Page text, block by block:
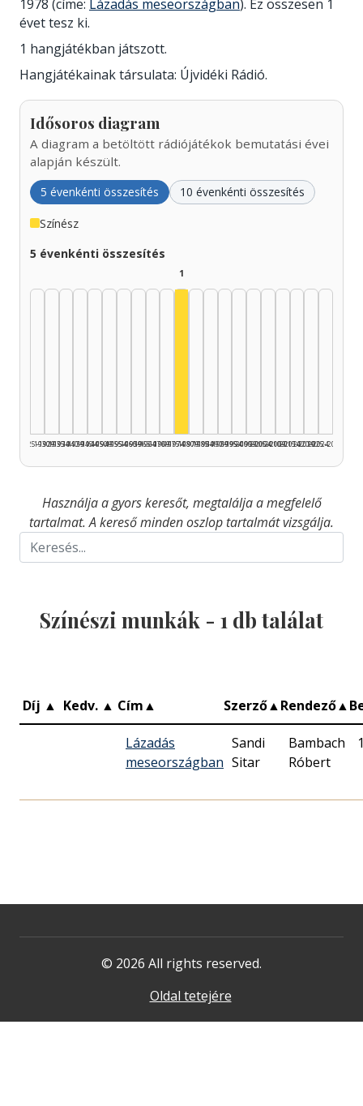
1978 (címe: Lázadás meseországban). Ez összesen 1
évet tesz ki.
1 hangjátékban játszott.
Hangjátékainak társulata: Újvidéki Rádió.
Idősoros diagram
A diagram a betöltött rádiójátékok bemutatási évei
alapján készült.
5 évenkénti összesítés 10 évenkénti összesítés
Színész
5 évenkénti összesítés
1925–1929
1930–1934
1935–1939
1940–1944
1945–1949
1950–1954
1955–1959
1960–1964
1965–1969
1970–1974
1
1975–1979
1980–1984
1985–1989
1990–1994
1995–1999
2000–2004
2005–2009
2010–2014
2015–2019
2020–2024
2025–2026
Használja a gyors keresőt, megtalálja a megfelelő
tartalmat. A kereső minden oszlop tartalmát vizsgálja.
Színészi munkák - 1 db találat
Díj ▲ Kedv. ▲ Cím▲ Szerző▲Rendező▲
Lázadás
meseországban
Sandi
Sitar
Bambach
Róbert
© 2026 All rights reserved.
Oldal tetejére